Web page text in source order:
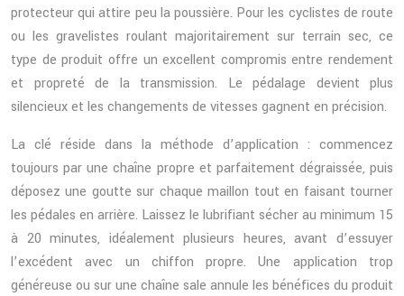
protecteur qui attire peu la poussière. Pour les cyclistes de route
ou les gravelistes roulant majoritairement sur terrain sec, ce
type de produit offre un excellent compromis entre rendement
et propreté de la transmission. Le pédalage devient plus
silencieux et les changements de vitesses gagnent en précision.
La clé réside dans la méthode d’application : commencez
toujours par une chaîne propre et parfaitement dégraissée, puis
déposez une goutte sur chaque maillon tout en faisant tourner
les pédales en arrière. Laissez le lubrifiant sécher au minimum 15
à 20 minutes, idéalement plusieurs heures, avant d’essuyer
l’excédent avec un chiffon propre. Une application trop
généreuse ou sur une chaîne sale annule les bénéfices du produit